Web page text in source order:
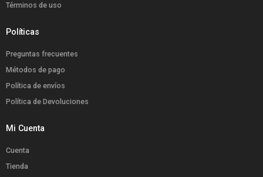
Términos de uso
Políticas
Preguntas frecuentes
Métodos de pago
Política de envíos
Política de Devoluciones
Mi Cuenta
Cuenta
Tienda